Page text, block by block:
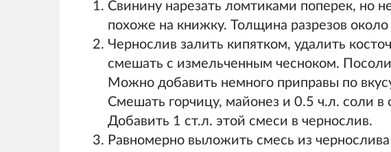
Свинину нарезать ломтиками поперек, но
похоже на книжку. Толщина разрезов
Чернослив залить кипятком, удалить
смешать с измельченным чесноком.
Можно добавить немного приправы по
Смешать горчицу, майонез и 0.5 ч.л. соли
Добавить 1 ст.л. этой смеси в чернослив.
Равномерно выложить смесь из